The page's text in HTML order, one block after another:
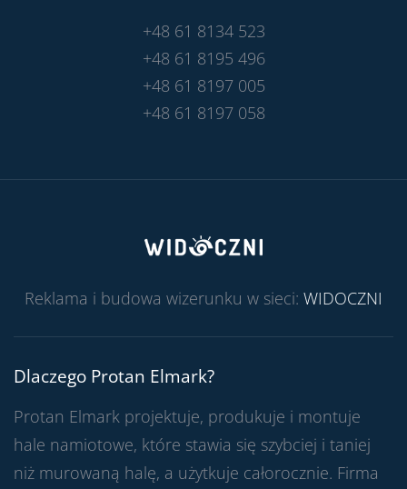
+48 61 8134 523
+48 61 8195 496
+48 61 8197 005
+48 61 8197 058
Reklama i budowa wizerunku w sieci: WIDOCZNI
Dlaczego Protan Elmark?
Protan Elmark projektuje, produkuje i montuje
hale namiotowe, które stawia się szybciej i taniej
niż murowaną halę, a użytkuje całorocznie. Firma